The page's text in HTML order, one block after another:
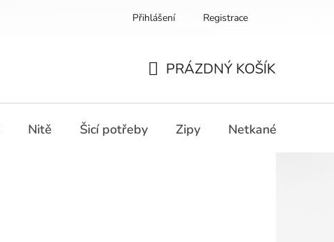
Přihlášení Registrace
KOŠÍK
PRÁZDNÝ KOŠÍK
Nitě Šicí potřeby Zipy Netkané textilie